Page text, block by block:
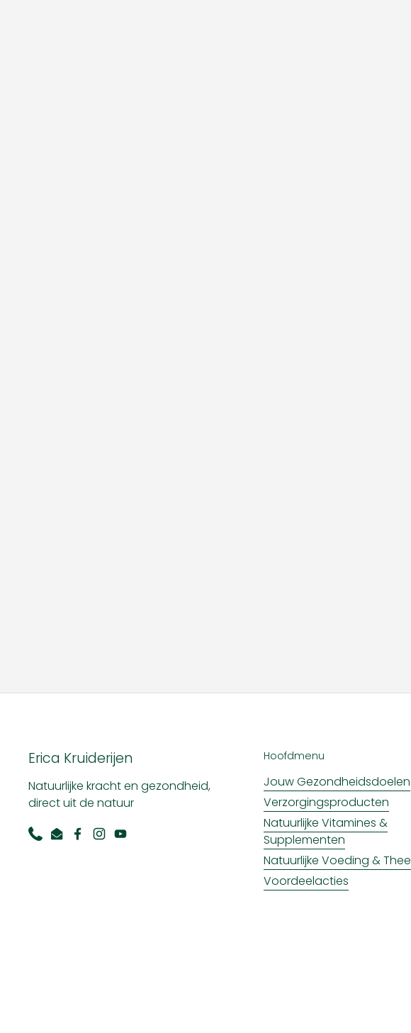
Erica Kruiderijen
Natuurlijke kracht en gezondheid,
direct uit de natuur
PhoneEmailFacebook
Instagram
YouTube
Hoofdmenu
Jouw Gezondheidsdoelen
Verzorgingsproducten
Natuurlijke Vitamines &
Supplementen
Natuurlijke Voeding & Thee
Voordeelacties